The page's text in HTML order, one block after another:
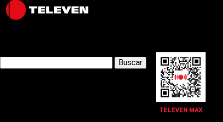
TELEVEN MAX
Latest Posts